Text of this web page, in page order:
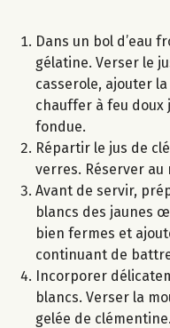
Dans un bol d’eau
gélatine. Verser le
casserole, ajouter
chauffer à feu doux
fondue.
Répartir le jus de
verres. Réserver
Avant de servir,
blancs des jaunes
bien fermes et
continuant de
Incorporer
blancs. Verser la
gelée de